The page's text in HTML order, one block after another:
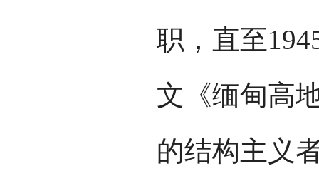
职，直至
文《缅甸高
的结构主义